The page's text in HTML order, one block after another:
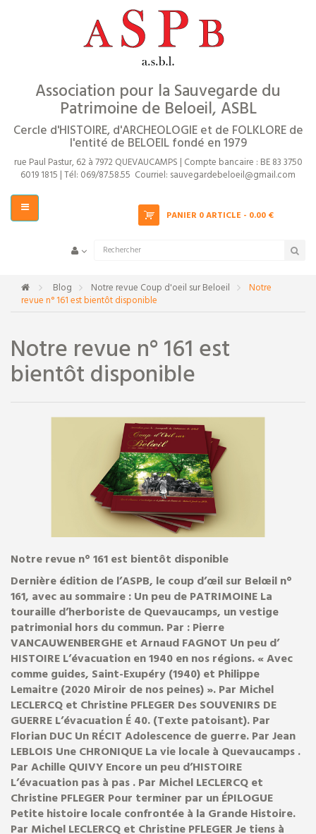
Association pour la Sauvegarde du
Patrimoine de Beloeil, ASBL
Cercle d'HISTOIRE, d'ARCHEOLOGIE et de FOLKLORE de
l'entité de BELOEIL fondé en 1979
rue Paul Pastur, 62 à 7972 QUEVAUCAMPS | Compte bancaire : BE 83 3750
6019 1815 |Tél: 069/87.58.55 Courriel: sauvegardebeloeil@gmail.com
Basculer
la
PANIER 0 ARTICLE - 0.00 €
> Blog > Notre revue Coup d'oeil sur Beloeil > Notre
revue n° 161 est bientôt disponible
Notre revue n° 161 est
bientôt disponible
Notre revue n° 161 est bientôt disponible
Dernière édition de l’ASPB, le coup d’œil sur Belœil n°
161, avec au sommaire : Un peu de PATRIMOINE La
touraille d’herboriste de Quevaucamps, un vestige
patrimonial hors du commun. Par : Pierre
VANCAUWENBERGHE et Arnaud FAGNOT Un peu d’
HISTOIRE L’évacuation en 1940 en nos régions. « Avec
comme guides, Saint-Exupéry (1940) et Philippe
Lemaitre (2020 Miroir de nos peines) ». Par Michel
LECLERCQ et Christine PFLEGER Des SOUVENIRS DE
GUERRE L’évacuation É 40. (Texte patoisant). Par
Florian DUC Un RÉCIT Adolescence de guerre. Par Jean
LEBLOIS Une CHRONIQUE La vie locale à Quevaucamps .
Par Achille QUIVY Encore un peu d’HISTOIRE
L’évacuation pas à pas . Par Michel LECLERCQ et
Christine PFLEGER Pour terminer par un ÉPILOGUE
Petite histoire locale confrontée à la Grande Histoire.
Par Michel LECLERCQ et Christine PFLEGER Je tiens à
Près
EVÈNEMENTS
Exposition ASPB
la revue
Exposition terminée